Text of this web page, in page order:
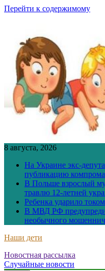
Перейти к содержимому
8 августа, 2026
На Украине экс-
публикацию
В Польше взрослый
травлю 12-летней
Ребенка ударило
В МВД РФ
необычного
Наши дети
Новостная рассылка
Случайные новости